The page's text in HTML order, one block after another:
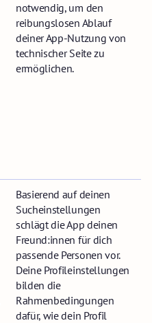
notwendig, um den
reibungslosen Ablauf
deiner App-Nutzung von
technischer Seite zu
ermöglichen.
Basierend auf deinen
Sucheinstellungen
schlägt die App deinen
Freund:innen für dich
passende Personen vor.
Deine Profileinstellungen
bilden die
Rahmenbedingungen
dafür, wie dein Profil